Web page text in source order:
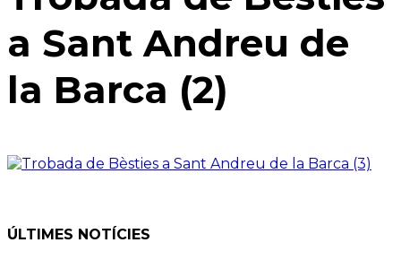
a Sant Andreu de
la Barca (2)
ÚLTIMES NOTÍCIES